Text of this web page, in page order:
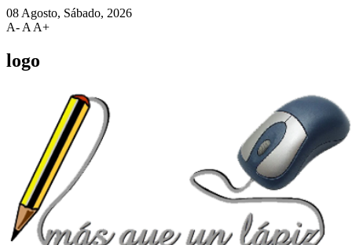
08 Agosto, Sábado, 2026
A- A A+
logo